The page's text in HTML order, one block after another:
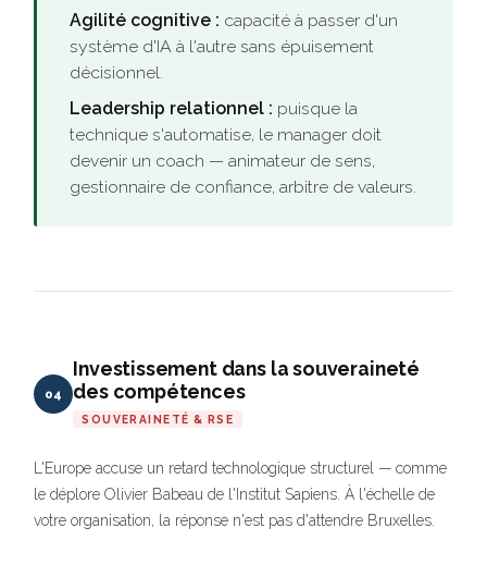
Agilité cognitive : capacité à passer d'un
système d'IA à l'autre sans épuisement
décisionnel.
Leadership relationnel : puisque la
technique s'automatise, le manager doit
devenir un coach — animateur de sens,
gestionnaire de confiance, arbitre de valeurs.
04
Investissement dans la souveraineté
des compétences
SOUVERAINETÉ & RSE
L'Europe accuse un retard technologique structurel — comme
le déplore Olivier Babeau de l'Institut Sapiens. À l'échelle de
votre organisation, la réponse n'est pas d'attendre Bruxelles.